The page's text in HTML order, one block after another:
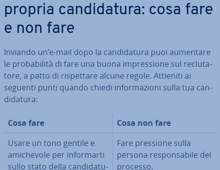
propria can­di­da­tu­ra: cosa fare
e non fare
Inviando un’e-mail dopo la can­di­da­tu­ra puoi aumentare
le pro­ba­bi­li­tà di fare una buona im­pres­sio­ne sul re­clu­ta­
to­re, a patto di ri­spet­ta­re alcune regole. Attieniti ai
seguenti punti quando chiedi in­for­ma­zio­ni sulla tua can­
di­da­tu­ra:
Cosa fare
Cosa non fare
Usare un tono gentile e
ami­che­vo­le per in­for­mar­ti
sullo stato della can­di­da­tu­
Fare pressione sulla
persona re­spon­sa­bi­le del
processo.